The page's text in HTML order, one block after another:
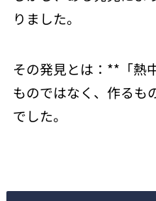
りました。
その発見とは：**「熱
ものではなく、作るも
でした。